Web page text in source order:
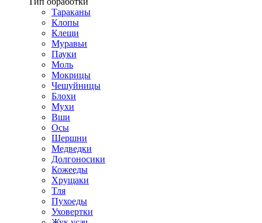
Тараканы
Клопы
Клещи
Муравьи
Пауки
Моль
Мокрицы
Чешуйницы
Блохи
Мухи
Вши
Осы
Шершни
Медведки
Долгоносики
Кожееды
Хрущаки
Тля
Пухоеды
Уховертки